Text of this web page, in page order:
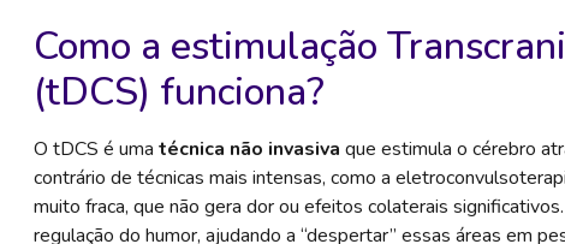
Como a estimulação
(tDCS) funciona?
O tDCS é uma técnica não invasiva que estimula o cérebro
contrário de técnicas mais intensas, como a
muito fraca, que não gera dor ou efeitos colaterais
regulação do humor, ajudando a “despertar” essas áreas em